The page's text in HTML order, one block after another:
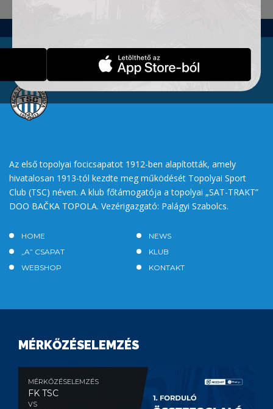
Az első topolyai focicsapatot 1912-ben alapították, amely
hivatalosan 1913-tól kezdte meg működését Topolyai Sport
Club (TSC) néven. A klub főtámogatója a topolyai „SAT-TRAKT”
DOO BAČKA TOPOLA. Vezérigazgató: Palágyi Szabolcs.
HOME
NEWS
„A” CSAPAT
KLUB
WEBSHOP
KONTAKT
MÉRKŐZÉSELEMZÉS
MÉRKŐZÉSELEMZÉS
FK TSC
VS